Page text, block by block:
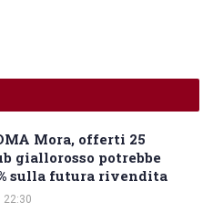
Mora, offerti 25
giallorosso potrebbe
sulla futura rivendita
22:30